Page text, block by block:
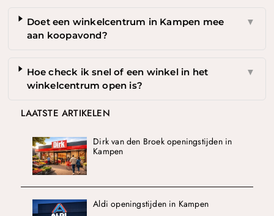
Doet een winkelcentrum in Kampen mee
aan koopavond?
▼
Hoe check ik snel of een winkel in het
winkelcentrum open is?
▼
LAATSTE ARTIKELEN
Dirk van den Broek openingstijden in
Kampen
Aldi openingstijden in Kampen